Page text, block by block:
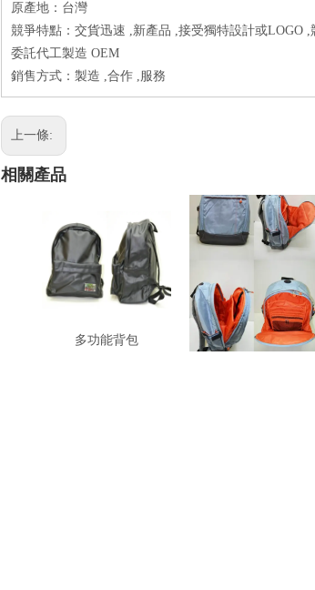
原產地：台灣
競爭特點：交貨迅速 ,新產品 ,接受獨特設計或LOGO
委託代工製造 OEM
銷售方式：製造 ,合作 ,服務
上一條:
相關產品
多功能背包 多功能背包；NB背包